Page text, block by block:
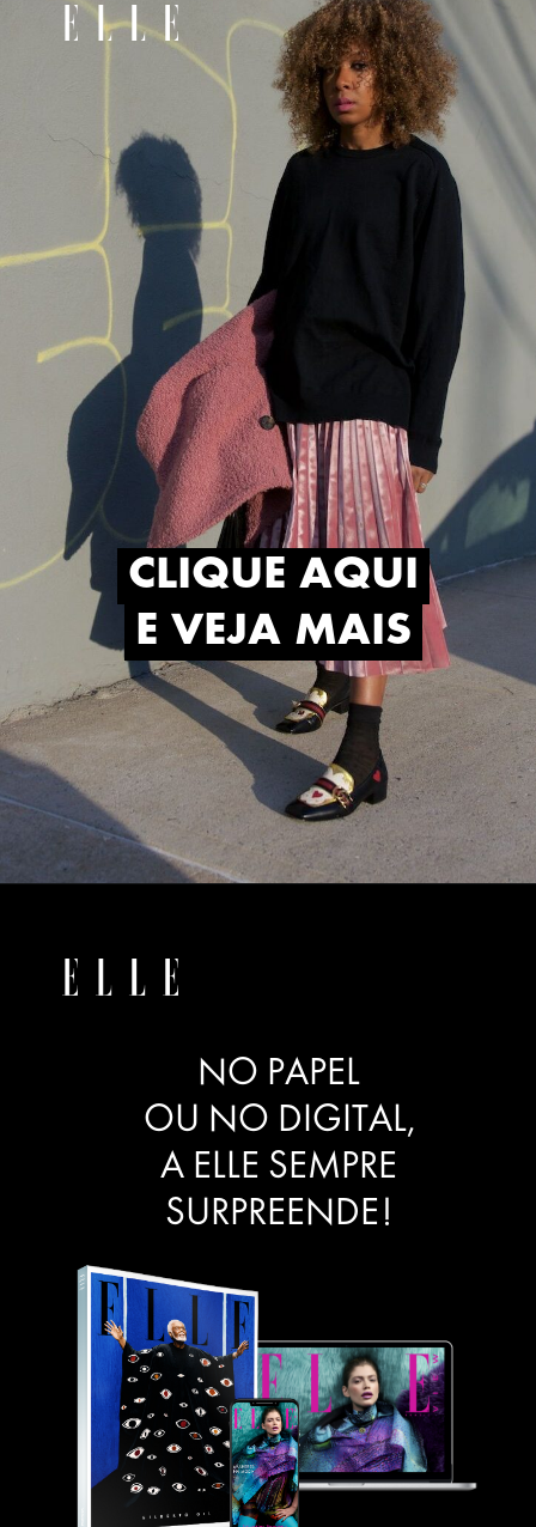
CLIQUE AQUI
E VEJA MAIS
CLIQUE AQUI
E VEJA MAIS
NO PAPEL
OU NO DIGITAL,
A ELLE SEMPRE
SURPREENDE!